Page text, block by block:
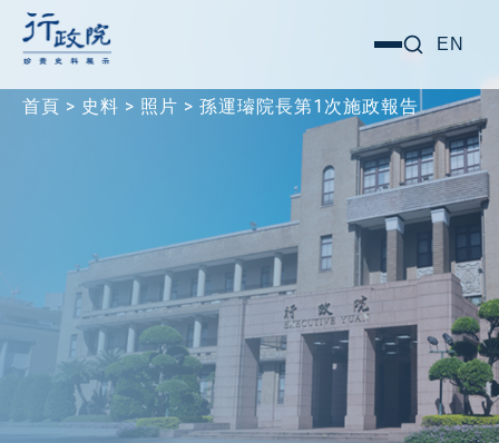
主
選
EN
首頁 > 史料 > 照片 > 孫運璿院長第1次施政報告